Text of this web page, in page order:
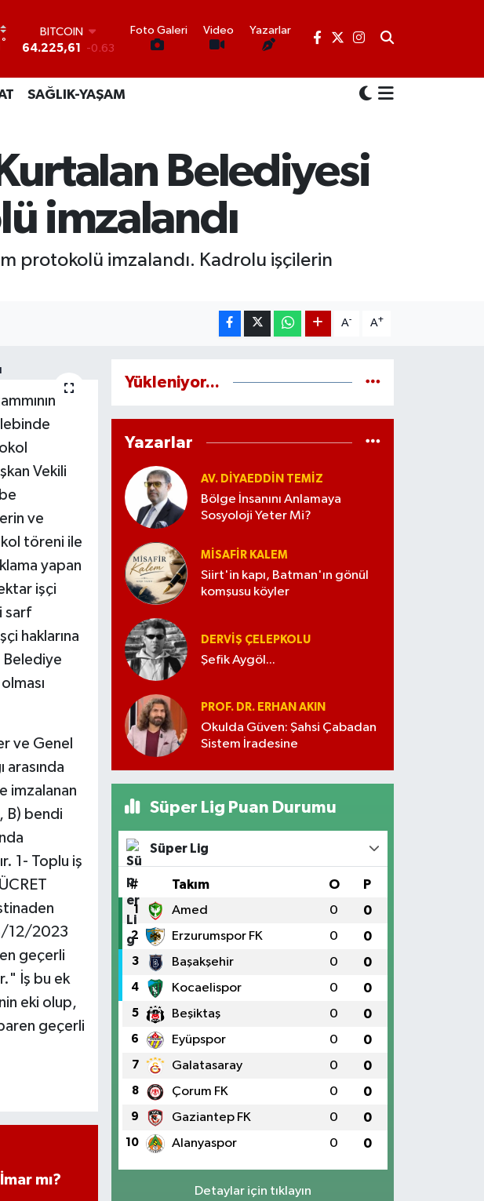
°
DOLAR
47,7143
0.16
STERLİN
BİST100
13.799 70
Foto Galeri Video Yazarlar
SAĞLIK-YAŞAM
Belediyesi
imzalandı
protokolü imzalandı. Kadrolu işçilerin
A- A+
Vekili
ve
töreni ile
yapan
işçi
sarf
haklarına
Belediye
ve Genel
arasında
imzalanan
B) bendi
1- Toplu iş
12/2023
geçerli
İş bu ek
eki olup,
geçerli
mı?
Yükleniyor...
Yazarlar
AV. DIYAEDDIN TEMIZ
Bölge İnsanını Anlamaya
Sosyoloji Yeter Mi?
MISAFIR KALEM
Siirt'in kapı, Batman'ın gönül
komşusu köyler
DERVIŞ ÇELEPKOLU
Şefik Aygöl...
PROF. DR. ERHAN AKIN
Okulda Güven: Şahsi Çabadan
Sistem İradesine
Süper Lig Puan Durumu
Süper Lig
# Takım O P
1 Amed 0 0
2 Erzurumspor FK 0 0
3 Başakşehir 0 0
4 Kocaelispor 0 0
5 Beşiktaş 0 0
6 Eyüpspor 0 0
7 Galatasaray 0 0
8 Çorum FK 0 0
9 Gaziantep FK 0 0
10 Alanyaspor 0 0
Detaylar için tıklayın